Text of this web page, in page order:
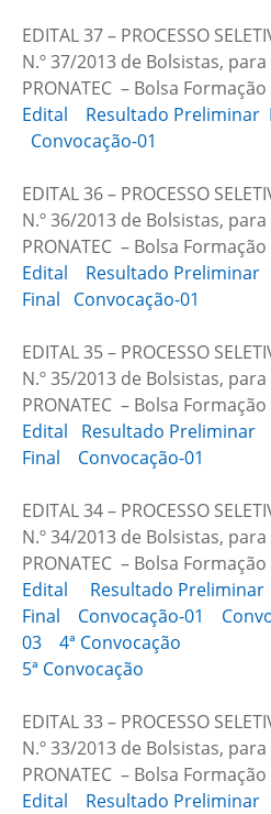
EDITAL 37 – PROCESSO
N.º 37/2013 de Bolsistas,
PRONATEC – Bolsa Formação
Edital
Resultado Preliminar
Convocação-01
EDITAL 36 – PROCESSO
N.º 36/2013 de Bolsistas,
PRONATEC – Bolsa Formação
Edital
Resultado Preliminar
Final
Convocação-01
EDITAL 35 – PROCESSO
N.º 35/2013 de Bolsistas,
PRONATEC – Bolsa Formação
Edital
Resultado Preliminar
Final
Convocação-01
EDITAL 34 – PROCESSO
N.º 34/2013 de Bolsistas,
PRONATEC – Bolsa Formação
Edital
Resultado Preliminar
Final
Convocação-01
03
4ª Convocação
5ª Convocação
EDITAL 33 – PROCESSO
N.º 33/2013 de Bolsistas,
PRONATEC – Bolsa Formação
Edital
Resultado Preliminar